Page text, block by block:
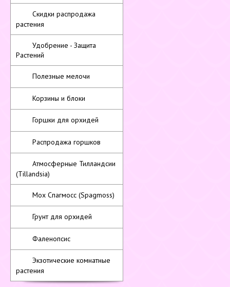
Скидки распродажа
растения
Удобрение - Защита
Растений
Полезные мелочи
Корзины и блоки
Горшки для орхидей
Распродажа горшков
Атмосферные Тилландсии
(Tillandsia)
Мох Спагмосс (Spagmoss)
Грунт для орхидей
Фаленопсис
Экзотические комнатные
растения